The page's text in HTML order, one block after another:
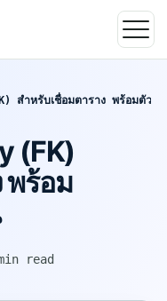
สำหรับเชื่อมตาราง พร้อมตัวอย่
(FK)
พร้อม
read